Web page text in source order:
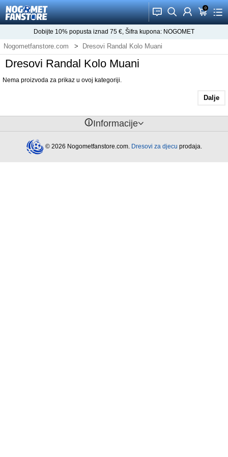
󰂱 󰂨 󰃳 0
󰃦 󰃖
Dobijte 10% popusta iznad 75 €, Šifra kupona: NOGOMET
Nogometfanstore.com Dresovi Randal Kolo Muani
Dresovi Randal Kolo Muani
Nema proizvoda za prikaz u ovoj kategoriji.
Dalje
󰈢Informacije
© 2026 Nogometfanstore.com. Dresovi za djecu prodaja.